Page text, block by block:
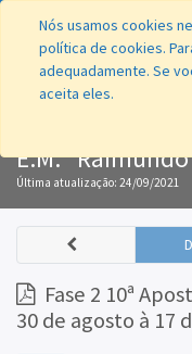
Nós usamos cookies
política de cookies.
adequadamente. Se
aceita eles.
E.M.
Última atualização: 24/09/2021
Fase 2 10ª
30 de agosto à 17